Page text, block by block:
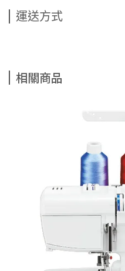
運送方式
相關商品